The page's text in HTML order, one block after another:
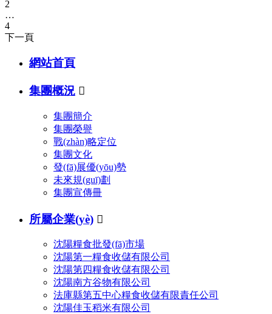
2
…
4
下一頁
網站首頁
集團概況 
集團簡介
集團榮譽
戰(zhàn)略定位
集團文化
發(fā)展優(yōu)勢
未來規(guī)劃
集團宣傳冊
所屬企業(yè) 
沈陽糧食批發(fā)市場
沈陽第一糧食收儲有限公司
沈陽第四糧食收儲有限公司
沈陽南方谷物有限公司
法庫縣第五中心糧食收儲有限責任公司
沈陽佳玉稻米有限公司